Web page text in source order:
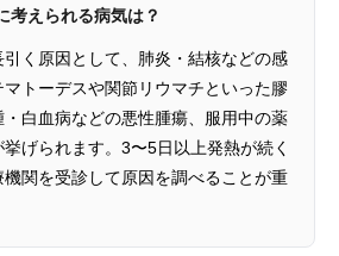
考えられる病気は？
く原因として、肺炎・結核などの感
トーデスや関節リウマチといった膠
白血病などの悪性腫瘍、服用中の薬
げられます。3〜5日以上発熱が続く
関を受診して原因を調べることが重